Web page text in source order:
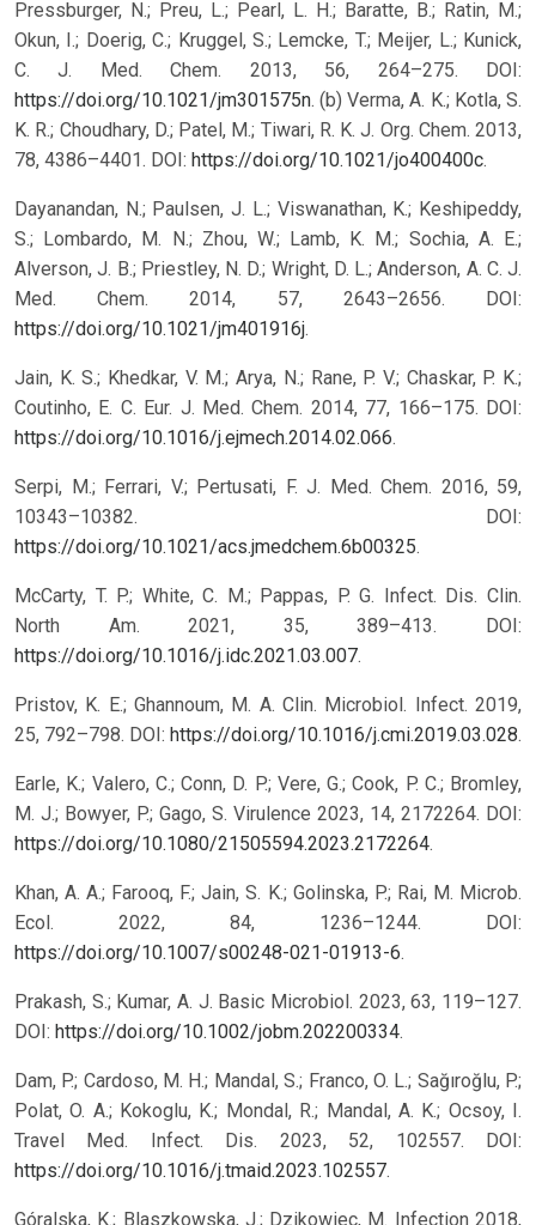
Pressburger, N.; Preu, L.; Pearl, L. H.; Baratte, B.; Ratin, M.;
Okun, I.; Doerig, C.; Kruggel, S.; Lemcke, T.; Meijer, L.; Kunick,
C. J. Med. Chem. 2013, 56, 264–275. DOI:
https://doi.org/10.1021/jm301575n. (b) Verma, A. K.; Kotla, S.
K. R.; Choudhary, D.; Patel, M.; Tiwari, R. K. J. Org. Chem. 2013,
78, 4386–4401. DOI: https://doi.org/10.1021/jo400400c.
Dayanandan, N.; Paulsen, J. L.; Viswanathan, K.; Keshipeddy,
S.; Lombardo, M. N.; Zhou, W.; Lamb, K. M.; Sochia, A. E.;
Alverson, J. B.; Priestley, N. D.; Wright, D. L.; Anderson, A. C. J.
Med. Chem. 2014, 57, 2643–2656. DOI:
https://doi.org/10.1021/jm401916j.
Jain, K. S.; Khedkar, V. M.; Arya, N.; Rane, P. V.; Chaskar, P. K.;
Coutinho, E. C. Eur. J. Med. Chem. 2014, 77, 166–175. DOI:
https://doi.org/10.1016/j.ejmech.2014.02.066.
Serpi, M.; Ferrari, V.; Pertusati, F. J. Med. Chem. 2016, 59,
10343–10382. DOI:
https://doi.org/10.1021/acs.jmedchem.6b00325.
McCarty, T. P.; White, C. M.; Pappas, P. G. Infect. Dis. Clin.
North Am. 2021, 35, 389–413. DOI:
https://doi.org/10.1016/j.idc.2021.03.007.
Pristov, K. E.; Ghannoum, M. A. Clin. Microbiol. Infect. 2019,
25, 792–798. DOI: https://doi.org/10.1016/j.cmi.2019.03.028.
Earle, K.; Valero, C.; Conn, D. P.; Vere, G.; Cook, P. C.; Bromley,
M. J.; Bowyer, P.; Gago, S. Virulence 2023, 14, 2172264. DOI:
https://doi.org/10.1080/21505594.2023.2172264.
Khan, A. A.; Farooq, F.; Jain, S. K.; Golinska, P.; Rai, M. Microb.
Ecol. 2022, 84, 1236–1244. DOI:
https://doi.org/10.1007/s00248-021-01913-6.
Prakash, S.; Kumar, A. J. Basic Microbiol. 2023, 63, 119–127.
DOI: https://doi.org/10.1002/jobm.202200334.
Dam, P.; Cardoso, M. H.; Mandal, S.; Franco, O. L.; Sağıroğlu, P.;
Polat, O. A.; Kokoglu, K.; Mondal, R.; Mandal, A. K.; Ocsoy, I.
Travel Med. Infect. Dis. 2023, 52, 102557. DOI:
https://doi.org/10.1016/j.tmaid.2023.102557.
Góralska, K.; Blaszkowska, J.; Dzikowiec, M. Infection 2018,